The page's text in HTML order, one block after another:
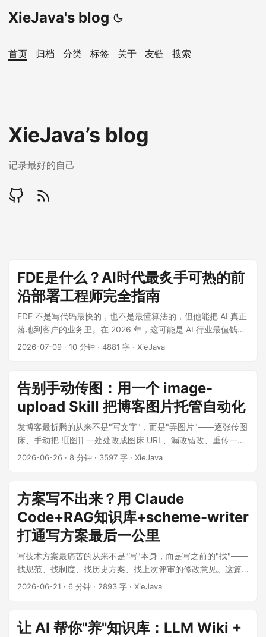
XieJava's blog
首页 归档 分类 标签 关于 友链 搜索
XieJava’s blog
记录最好的自己
FDE是什么？AI时代最炙手可热的前
沿部署工程师完全指南
FDE 不是写代码最快的，也不是最懂算法的，但他能把 AI 真正
落地到客户的业务里。在 2026 年，这可能是 AI 行业最值钱的
能力。 缘起：一个让全栈工程师"破防"的招聘贴 2025 年底，
2026-07-09 · 10 分钟 · 4881 字 · XieJava
告别手动传图：用一个 image-
upload Skill 把博客图片托管自动化
发博客最折腾的从来不是"写文字"，而是"弄图片"——逐张传图
床、手动把 ![[图]] 一处处改成图床 URL、漏改错改、重传一遍
就在图床堆出一堆重复文件。这篇文章记录我怎么用一个
事；配置自包含（不再绑死 PicGo 图形界面），重跑幂等不重
复传，七牛为主、GitHub 为备。 ...
2026-06-26 · 8 分钟 · 3597 字 · XieJava
方案写不出来？用 Claude
Code+RAG知识库+scheme-writer
打通写方案最后一公里
写技术方案最痛苦的从来不是"写"本身，而是写之前的"找"——
找规范、找制度、找历史方案、找上次评审的修改意见。这篇
文章记录我怎么用 Claude Code Skill + WeKnora RAG，把"找
2026-06-21 · 6 分钟 · 2893 字 · XieJava
让 AI 帮你"养"知识库：LLM Wiki +